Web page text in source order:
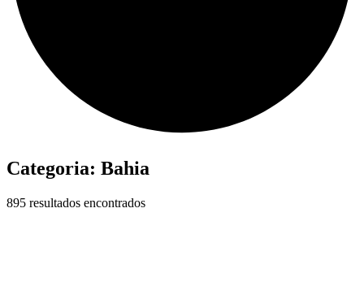
Categoria: Bahia
895 resultados encontrados